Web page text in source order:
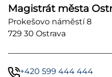
Magistrát města
Prokešovo náměstí 8
729 30 Ostrava
+420 599 444 444